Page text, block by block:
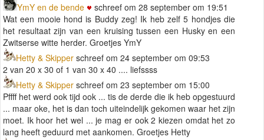
YmY en de bende
schreef om 28 september om 19:51
Wat een mooie hond is Buddy zeg! Ik heb zelf 5 hondjes die
het resultaat zijn van een kruising tussen een Husky en een
Zwitserse witte herder. Groetjes YmY
Hetty & Skipper schreef om 24 september om 09:53
2 van 20 x 30 of 1 van 30 x 40 .... liefssss
Hetty & Skipper schreef om 23 september om 15:00
Pffff het werd ook tijd ook ... tis de derde die ik heb opgestuurd
... maar oke, het is dan toch uiteindelijk gekomen waar het zijn
moet. Ik hoor het wel ... je mag er ook 2 kiezen omdat het zo
lang heeft geduurd met aankomen. Groetjes Hetty